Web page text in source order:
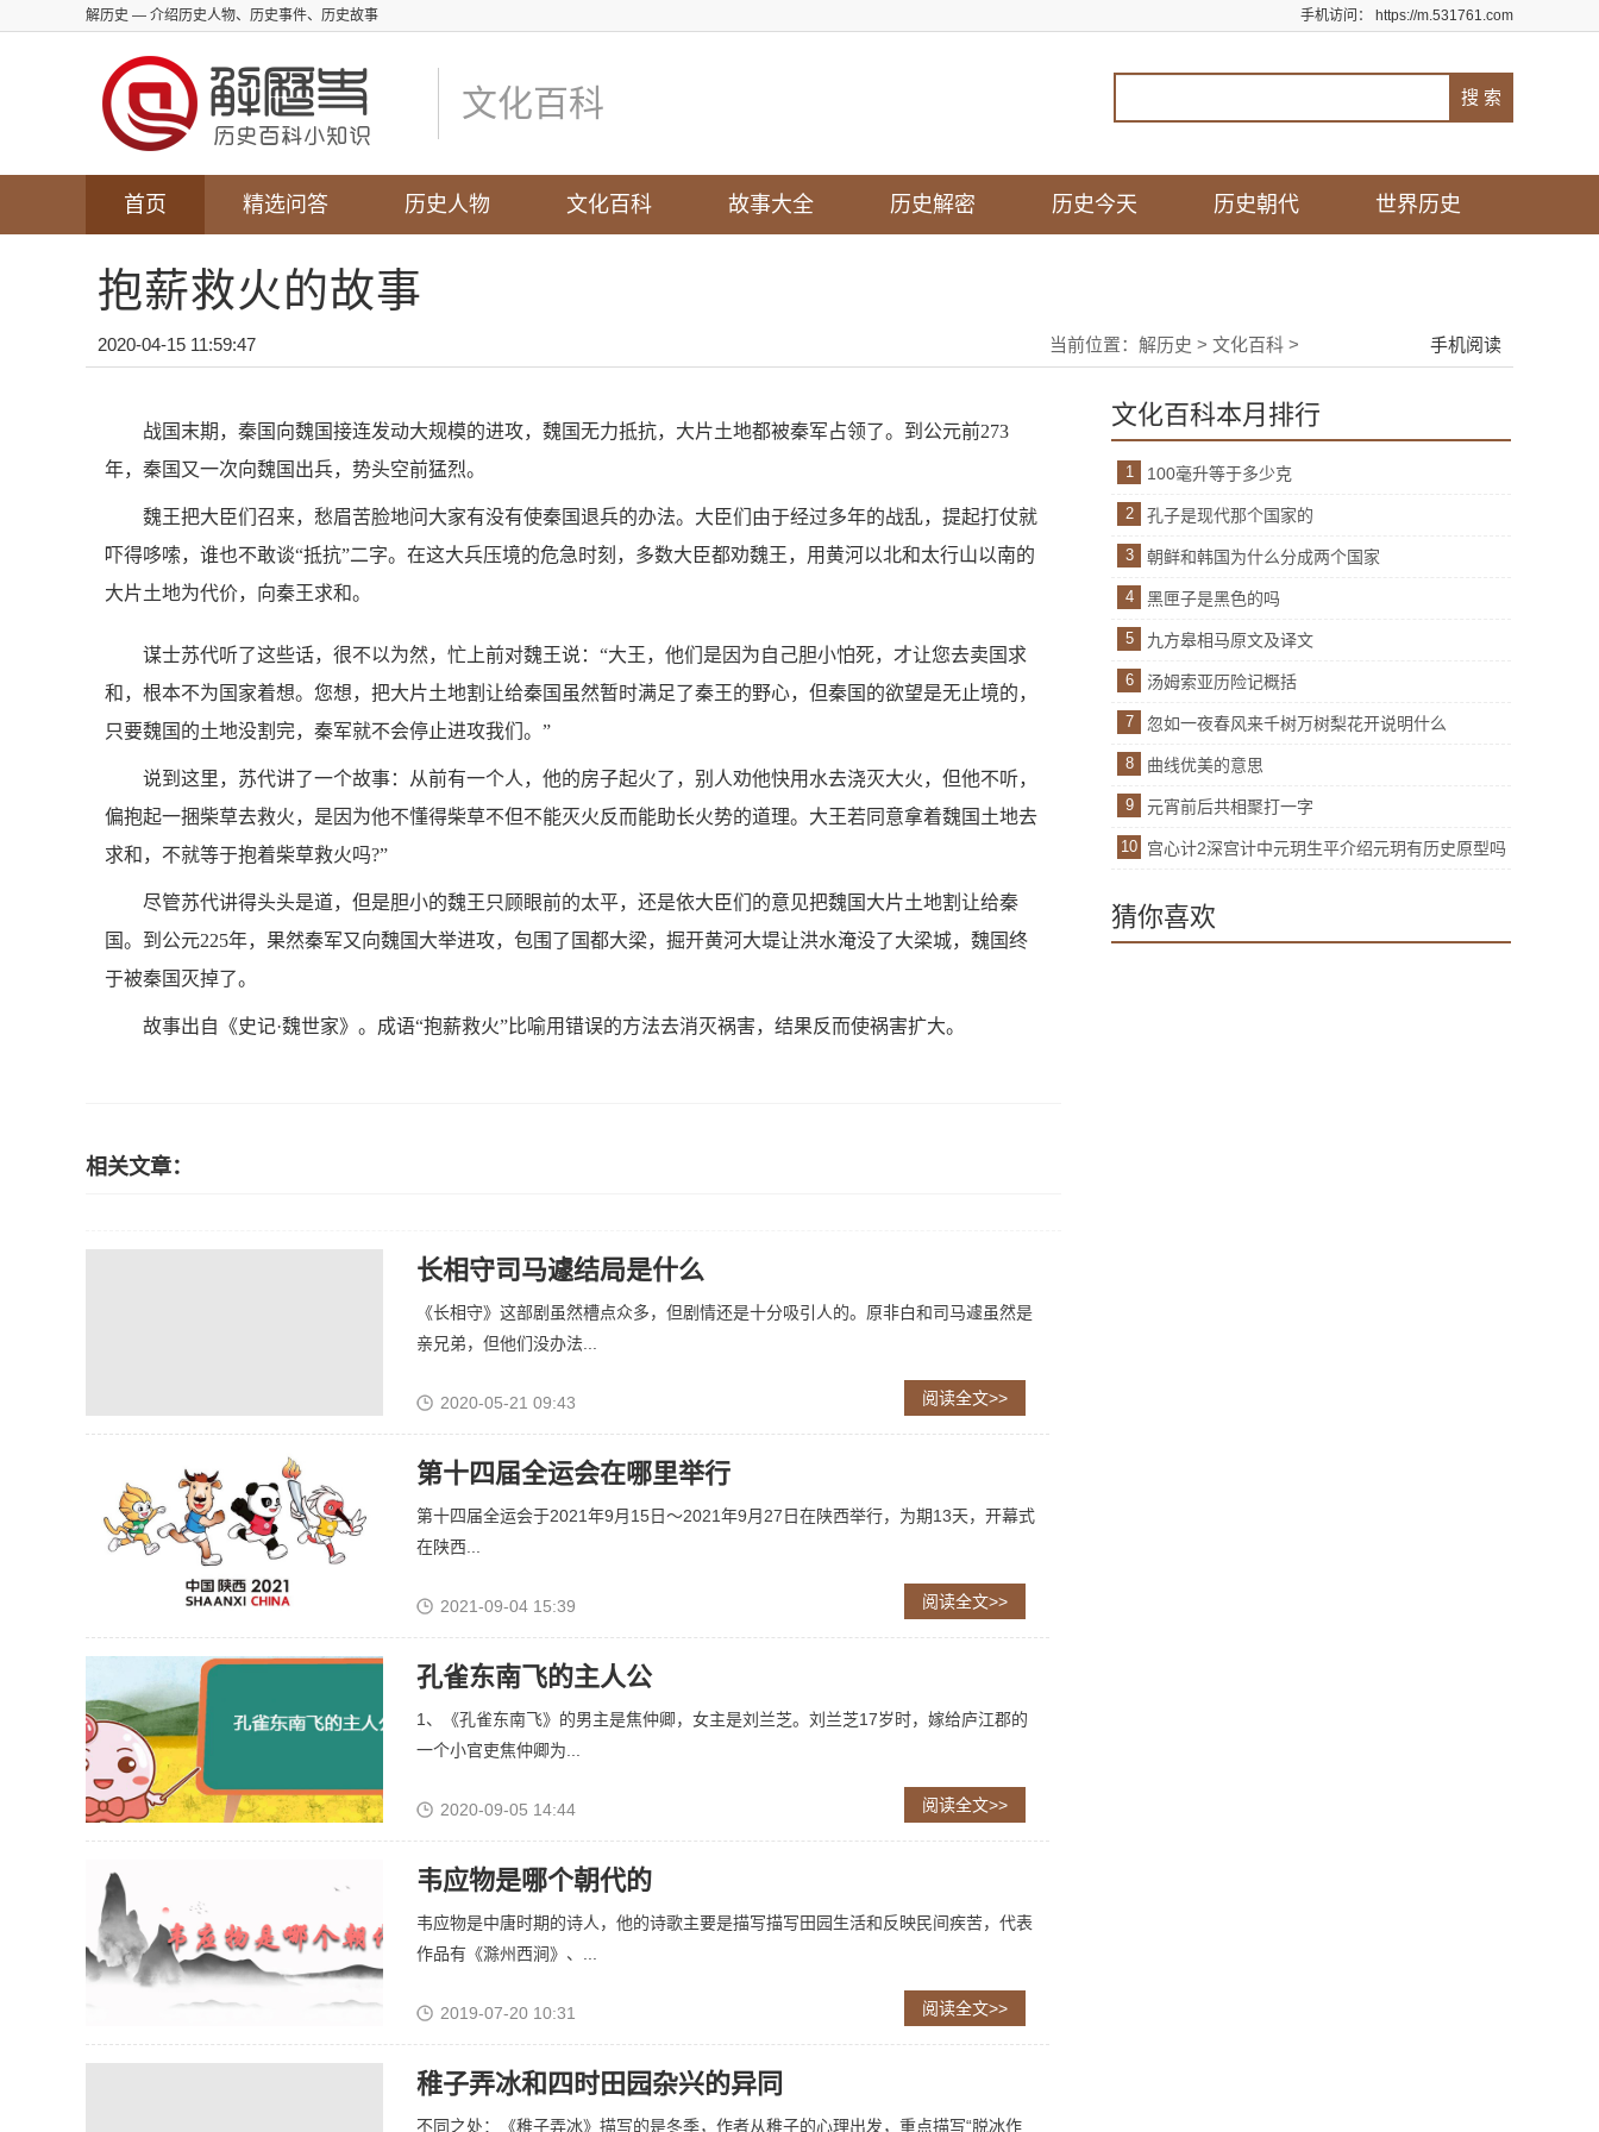
解历史 — 介绍历史人物、历史事件、历史故事 手机访问： https://m.531761.com
文化百科
首页 精选问答 历史人物 文化百科 故事大全 历史解密 历史今天 历史朝代 世界历史
抱薪救火的故事
2020-04-15 11:59:47 当前位置： 解历史 > 文化百科 > 手机阅读
战国末期，秦国向魏国接连发动大规模的进攻，魏国无力抵抗，大片土地都被秦军占领了。到公元前273
年，秦国又一次向魏国出兵，势头空前猛烈。
魏王把大臣们召来，愁眉苦脸地问大家有没有使秦国退兵的办法。大臣们由于经过多年的战乱，提起打仗就
吓得哆嗦，谁也不敢谈“抵抗”二字。在这大兵压境的危急时刻，多数大臣都劝魏王，用黄河以北和太行山以南的
大片土地为代价，向秦王求和。
谋士苏代听了这些话，很不以为然，忙上前对魏王说：“大王，他们是因为自己胆小怕死，才让您去卖国求
和，根本不为国家着想。您想，把大片土地割让给秦国虽然暂时满足了秦王的野心，但秦国的欲望是无止境的，
只要魏国的土地没割完，秦军就不会停止进攻我们。”
说到这里，苏代讲了一个故事：从前有一个人，他的房子起火了，别人劝他快用水去浇灭大火，但他不听，
偏抱起一捆柴草去救火，是因为他不懂得柴草不但不能灭火反而能助长火势的道理。大王若同意拿着魏国土地去
求和，不就等于抱着柴草救火吗?”
尽管苏代讲得头头是道，但是胆小的魏王只顾眼前的太平，还是依大臣们的意见把魏国大片土地割让给秦
国。到公元225年，果然秦军又向魏国大举进攻，包围了国都大梁，掘开黄河大堤让洪水淹没了大梁城，魏国终
于被秦国灭掉了。
故事出自《史记·魏世家》。成语“抱薪救火”比喻用错误的方法去消灭祸害，结果反而使祸害扩大。
相关文章：
长相守司马遽结局是什么
《长相守》这部剧虽然槽点众多，但剧情还是十分吸引人的。原非白和司马遽虽然是
亲兄弟，但他们没办法...
2020-05-21 09:43 阅读全文>>
第十四届全运会在哪里举行
第十四届全运会于2021年9月15日～2021年9月27日在陕西举行，为期13天，开幕式
在陕西...
2021-09-04 15:39 阅读全文>>
孔雀东南飞的主人公
1、《孔雀东南飞》的男主是焦仲卿，女主是刘兰芝。刘兰芝17岁时，嫁给庐江郡的
一个小官吏焦仲卿为...
2020-09-05 14:44 阅读全文>>
韦应物是哪个朝代的
韦应物是中唐时期的诗人，他的诗歌主要是描写描写田园生活和反映民间疾苦，代表
作品有《滁州西涧》、...
2019-07-20 10:31 阅读全文>>
稚子弄冰和四时田园杂兴的异同
不同之处：《稚子弄冰》描写的是冬季，作者从稚子的心理出发，重点描写“脱冰作
文化百科本月排行
1 100毫升等于多少克
2 孔子是现代那个国家的
3 朝鲜和韩国为什么分成两个国家
4 黑匣子是黑色的吗
5 九方皋相马原文及译文
6 汤姆索亚历险记概括
7 忽如一夜春风来千树万树梨花开说明什么
8 曲线优美的意思
9 元宵前后共相聚打一字
10 宫心计2深宫计中元玥生平介绍元玥有历史原型吗
猜你喜欢